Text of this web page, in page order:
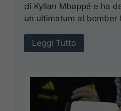
di Kylian Mbappé e ha
un ultimatum al bomber
Leggi Tutto